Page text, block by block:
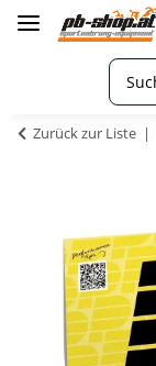
Zurück zur Liste